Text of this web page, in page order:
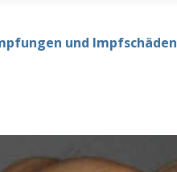
und Impfschäden